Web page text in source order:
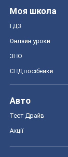
Моя школа
ГДЗ
Онлайн уроки
ЗНО
СНД посібники
Авто
Тест Драйв
Акції